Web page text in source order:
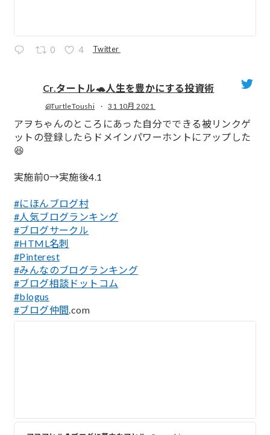
0 4 Twitter
Cr.タートル🐢人生を豊かにする投資術
@TurtleToushi · 31 10月 2021
アヲちゃんのところにあった自分でできる被リンクゲ
ットの登録したらドメインパワーホントにアップした
😆
実施前0→実施後4.1
#にほんブログ村
#人気ブログランキング
#ブログサークル
#HTML名刺
#Pinterest
#みんなのブログランキング
#ブログ相談ドットコム
#blogus
#ブログ仲間.com